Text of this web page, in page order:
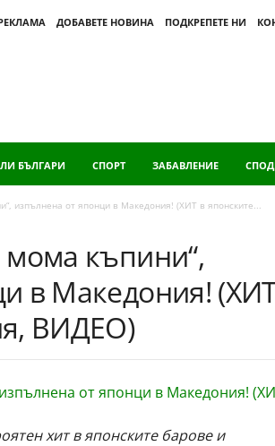
ДОБАВЕТЕ НОВИНА ПОДКРЕПЕТЕ НИ
БЪЛГАРИ СПОРТ ЗАБАВЛЕНИЕ
изпълнена от японци в Македония! (ХИТ в японските...
мома къпини“,
в Македония!
ВИДЕО)
хит в японските барове и